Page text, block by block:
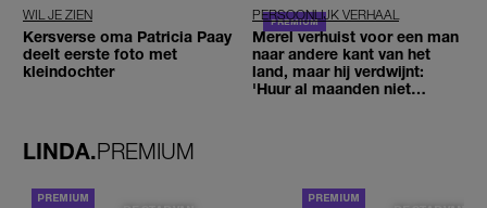
WIL JE ZIEN
Kersverse oma Patricia Paay
deelt eerste foto met
kleindochter
PERSOONLIJK VERHAAL
Merel verhuist voor een man
naar andere kant van het
land, maar hij verdwijnt:
'Huur al maanden niet
LINDA.PREMIUM